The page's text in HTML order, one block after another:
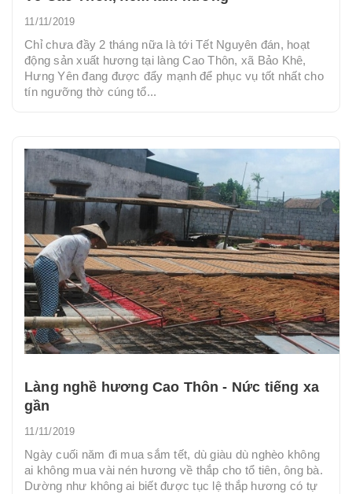
11/11/2019
Chỉ chưa đầy 2 tháng nữa là tới Tết Nguyên đán, hoạt
động sản xuất hương tại làng Cao Thôn, xã Bảo Khê,
Hưng Yên đang được đẩy mạnh để phục vụ tốt nhất cho
tín ngưỡng thờ cúng tổ...
Làng nghề hương Cao Thôn - Nức tiếng xa
gần
11/11/2019
Ngày cuối năm đi mua sắm tết, dù giàu dù nghèo không
ai không mua vài nén hương về thắp cho tổ tiên, ông bà.
Dường như không ai biết được tục lệ thắp hương có tự